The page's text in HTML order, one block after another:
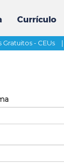
Currículo
Gratuitos - CEUs |